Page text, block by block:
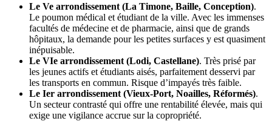
Le Ve arrondissement (La Timone, Baille, Conception).
Le poumon médical et étudiant de la ville. Avec les immenses
facultés de médecine et de pharmacie, ainsi que de grands
hôpitaux, la demande pour les petites surfaces y est quasiment
inépuisable.
Le VIe arrondissement (Lodi, Castellane). Très prisé par
les jeunes actifs et étudiants aisés, parfaitement desservi par
les transports en commun. Risque d’impayés très faible.
Le Ier arrondissement (Vieux-Port, Noailles, Réformés).
Un secteur contrasté qui offre une rentabilité élevée, mais qui
exige une vigilance accrue sur la copropriété.